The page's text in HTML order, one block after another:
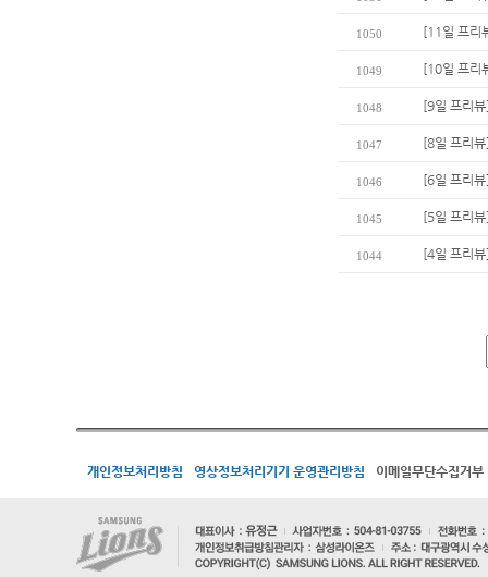
1050 [11일 프리
1049 [10일 프리
1048 [9일 프리
1047 [8일 프리
1046 [6일 프리
1045 [5일 프리
1044 [4일 프리
개인정보처리방침 영상정보처리기기 운영관리방침 이메일무단수집거부